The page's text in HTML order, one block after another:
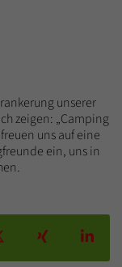
unserer
zeigen: „Camping
uns auf eine
ein, uns in
Facebook
Teilen auf XTeilen auf